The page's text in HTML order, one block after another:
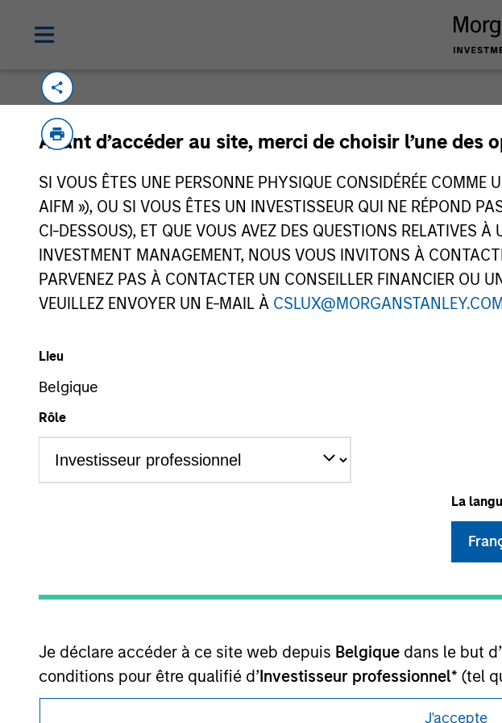
Avant d’accéder au site, merci de choisir l’une des
SI VOUS ÊTES UNE PERSONNE PHYSIQUE CONSIDÉRÉE COMME
AIFM »), OU SI VOUS ÊTES UN INVESTISSEUR QUI NE RÉPOND
CI-DESSOUS), ET QUE VOUS AVEZ DES QUESTIONS RELATIVES
INVESTMENT MANAGEMENT, NOUS VOUS INVITONS À
PARVENEZ PAS À CONTACTER UN CONSEILLER FINANCIER OU
VEUILLEZ ENVOYER UN E-MAIL À
Lieu
Belgique
Rôle
La
Je déclare accéder à ce site web depuis Belgique dans le but
conditions pour être qualifié d’Investisseur professionnel* (tel
contenues sur ce site ne sont pas destinées aux personnes
J'accepte
Morgan Stanley
Morgan Stanley Careers
procédure, car celles-ci mentionnent des restrictions légales et réglementaires
Les services décrits sur ce site Web peuvent ne pas être disponibles dans certaines
certaines personnes. Merci de consulter nos Conditions d’utilisation pour de plus